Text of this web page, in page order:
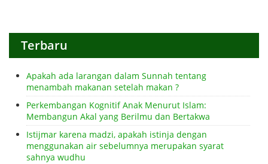
Terbaru
Apakah ada larangan dalam Sunnah tentang
menambah makanan setelah makan ?
Perkembangan Kognitif Anak Menurut Islam:
Membangun Akal yang Berilmu dan Bertakwa
Istijmar karena madzi, apakah istinja dengan
menggunakan air sebelumnya merupakan syarat
sahnya wudhu